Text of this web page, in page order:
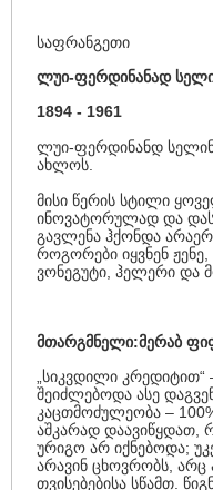
საფრანგეთი
ლუი-ფერდინანად
1894 - 1961
ლუი-ფერდინანდ
ახლოს.
მისი წერის სტილი
ინოვატორულად და
გავლენა ჰქონდა
როგორები იყვნენ
ვონეგუტი, ჰელერი და
მთარგმნელი:მერაბ
„სიკვდილი კრედიტით“
შეიძლებოდა ასე
კაცთმოძულეობა –
აშკარად დაავიწყდათ,
ურიგო არ იქნებოდა;
არავინ ცხოვრობს,
თვისებებისა სწამთ.